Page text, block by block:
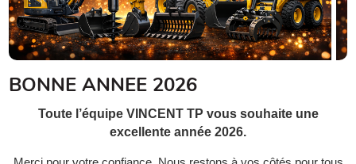
BONNE ANNEE 2026
Toute l’équipe VINCENT TP vous souhaite une
excellente année 2026.